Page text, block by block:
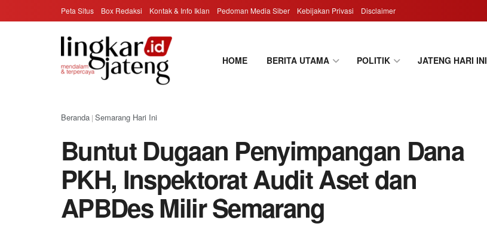
Peta Situs Box Redaksi Kontak & Info Iklan Pedoman Media Siber Kebijakan Privasi Disclaimer
HOME BERITA UTAMA POLITIK JATENG HARI INI
Beranda | Semarang Hari Ini
Buntut Dugaan Penyimpangan Dana
PKH, Inspektorat Audit Aset dan
APBDes Milir Semarang